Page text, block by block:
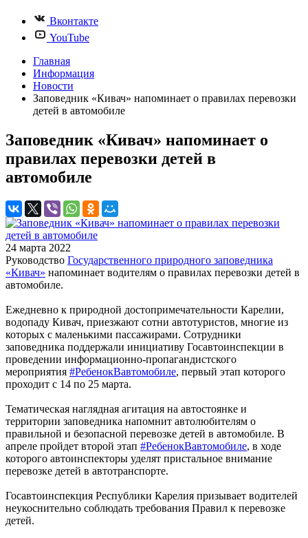
Вконтакте
YouTube
Главная
Информация
Новости
Заповедник «Кивач» напоминает о правилах перевозки
детей в автомобиле
Заповедник «Кивач» напоминает о
правилах перевозки детей в
автомобиле
24 марта 2022
Руководство Государственного природного заповедника
«Кивач» напоминает водителям о правилах перевозки детей в
автомобиле.
Ежедневно к природной достопримечательности Карелии,
водопаду Кивач, приезжают сотни автотуристов, многие из
которых с маленькими пассажирами. Сотрудники
заповедника поддержали инициативу Госавтоинспекции в
проведении информационно-пропагандистского
мероприятия #РебенокВавтомобиле, первый этап которого
проходит с 14 по 25 марта.
Тематическая наглядная агитация на автостоянке и
территории заповедника напомнит автолюбителям о
правильной и безопасной перевозке детей в автомобиле. В
апреле пройдет второй этап #РебенокВавтомобиле, в ходе
которого автоинспекторы уделят пристальное внимание
перевозке детей в автотранспорте.
Госавтоинспекция Республики Карелия призывает водителей
неукоснительно соблюдать требования Правил к перевозке
детей.